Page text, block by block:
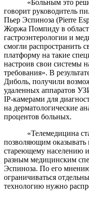
«Больным это
говорит руководитель
Пьер Эспиноза (Pierre
Жоржа Помпиду в
гастроэнтерологии и
смогли распространить
платформу на такие
настроив свои системы
требования». В
Диболь, получили
удаленных аппаратов
IP-камерами для
на дерматологические
процентов больных.
«Телемедицина
позволяющим оказывать
стареющему населению
разным медицинским
Эспиноза. По его
ограничиваться
технологию нужно